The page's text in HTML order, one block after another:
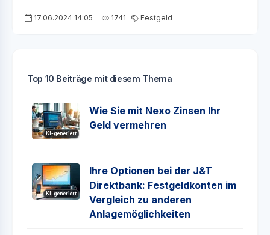
17.06.2024 14:05 1741 Festgeld
Top 10 Beiträge mit diesem Thema
KI-generiert
Wie Sie mit Nexo Zinsen Ihr
Geld vermehren
KI-generiert
Ihre Optionen bei der J&T
Direktbank: Festgeldkonten im
Vergleich zu anderen
Anlagemöglichkeiten